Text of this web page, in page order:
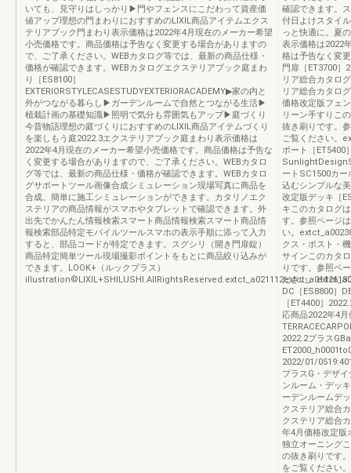
いても、見守りはしっかり▶門やフェンスにこだわって資産価
値アップ理想の門まわりにおすすめのLIXIL商品アイテムエクス
テリアブック門まわり表示価格は2022年4月現在のメーカー希望
小売価格です。商品価格は予告なく変更する場合がありますの
で、ご了承ください。WEBカタログ等では、最新の商品仕様・
価格が確認できます。WEBカタログエクステリアブック庭まわ
り［ES8100］
EXTERIORSTYLECASESTUDYEXTERIORACADEMY▶家の内と
外がつながる暮らし▶ガーデンルームで自然とつながる生活▶
植栽計画の基礎知識▶照明で気分も雰囲気もアップ▶庭づくり
今昔物語理想の庭づくりにおすすめのLIXIL商品アイテムづくり
を楽しもう庭2022.3エクステリアブック庭まわり表示価格は
2022年4月現在のメーカー希望小売価格です。商品価格は予告な
く変更する場合がありますので、ご了承ください。WEBカタロ
グ等では、最新の商品仕様・価格が確認できます。WEBカタロ
グサポートツール画像合成シミュレーション現場写真に商品を
合成。簡単に施工シミュレーションができます。カタリノエク
ステリアの商品情報がスマホやタブレットで確認できます。外
出先でかんたん情報検索スマート商品情報検索スマート商品情
報検索部品特定モバイルツールスマホの表示手順に添って入力
すると、部品コードが特定できます。スグシリ（開き門扉錠）
商品特定簡単ツール現場撮影ポイントをもとに商品絞り込みが
できます。LOOK+（ルックプラス）
確認できます。
付日よけスタイ
っと快適に。夏
表示価格は2022
格は予告なく変
門扉［ET3700］
リア総合カタロ
リア総合カタロ
価格改定版フェ
リーン手すりこ
抜き刷りです。
ご覧ください。
ポート［ET5400
ートSC1500カ
込むシンプルな
改定版デッキ［
キこのカタログ
す。参照ページ
い。
クス・ポスト・
サインこのカタ
りです。参照ペ
ださい。
DC［ES8800］
［ET4400］
応商品2022年4
2022.2プラス
2022/01/0519:40
プラスG・デザ
ンルーム・デッ
ーデンルームデ
クステリア総合
クステリア総合
年4月価格改定版
独立オーニング
の抜き刷りです
をご覧ください